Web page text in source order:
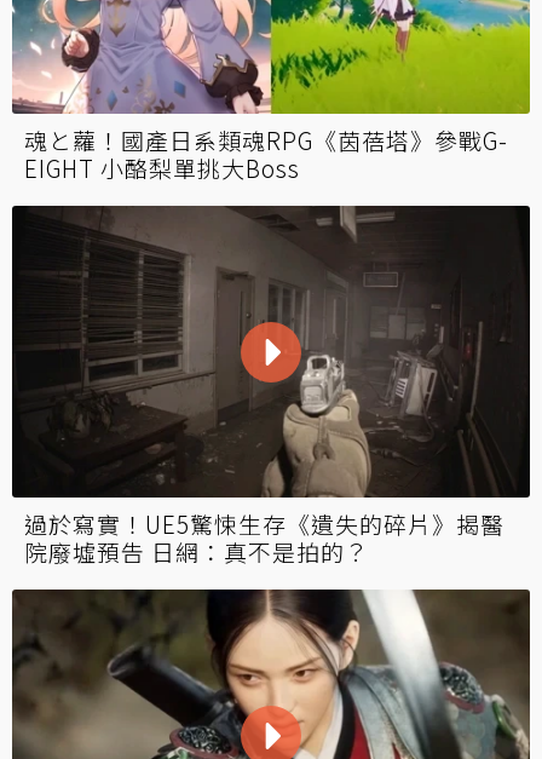
魂と蘿！國產日系類魂RPG《茵蓓塔》參戰G-
EIGHT 小酪梨單挑大Boss
過於寫實！UE5驚悚生存《遺失的碎片》揭醫
院廢墟預告 日網：真不是拍的？